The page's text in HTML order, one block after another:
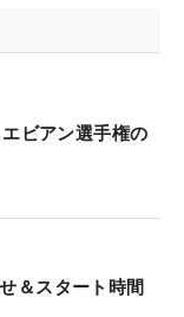
ビアン選手権の
＆スタート時間